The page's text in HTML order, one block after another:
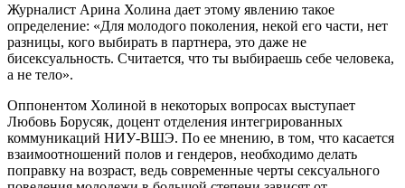
Журналист Арина Холина дает этому явлению такое
определение: «Для молодого поколения, некой его части, нет
разницы, кого выбирать в партнера, это даже не
бисексуальность. Считается, что ты выбираешь себе человека,
а не тело».
Оппонентом Холиной в некоторых вопросах выступает
Любовь Борусяк, доцент отделения интегрированных
коммуникаций НИУ-ВШЭ. По ее мнению, в том, что касается
взаимоотношений полов и гендеров, необходимо делать
поправку на возраст, ведь современные черты сексуального